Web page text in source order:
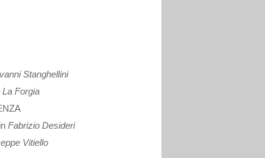
Stanghellini
La Forgia
Fabrizio Desideri
Vitiello